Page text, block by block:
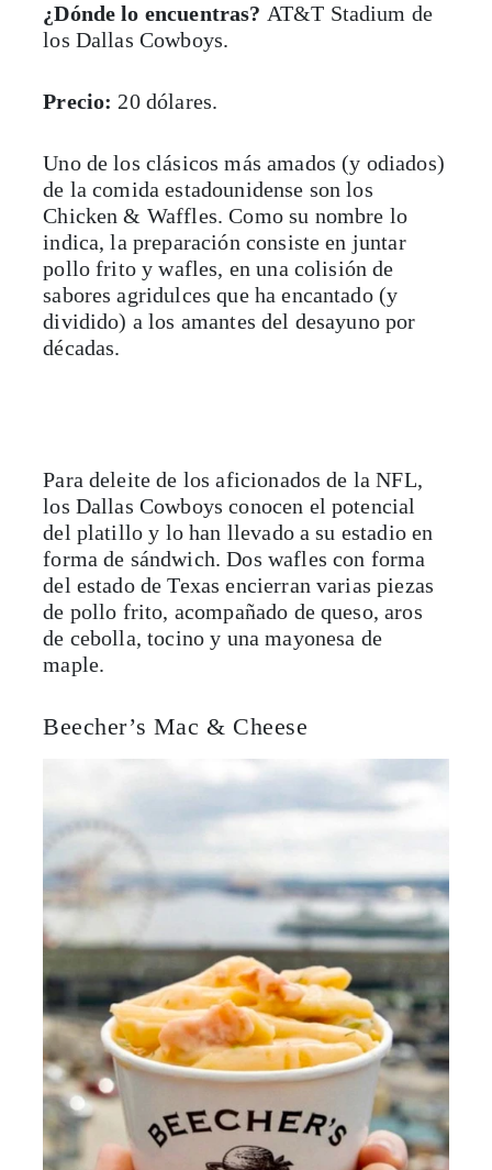
¿Dónde lo encuentras? AT&T Stadium de
los Dallas Cowboys.
Precio: 20 dólares.
Uno de los clásicos más amados (y odiados)
de la comida estadounidense son los
Chicken & Waffles. Como su nombre lo
indica, la preparación consiste en juntar
pollo frito y wafles, en una colisión de
sabores agridulces que ha encantado (y
dividido) a los amantes del desayuno por
décadas.
Para deleite de los aficionados de la NFL,
los Dallas Cowboys conocen el potencial
del platillo y lo han llevado a su estadio en
forma de sándwich. Dos wafles con forma
del estado de Texas encierran varias piezas
de pollo frito, acompañado de queso, aros
de cebolla, tocino y una mayonesa de
maple.
Beecher’s Mac & Cheese